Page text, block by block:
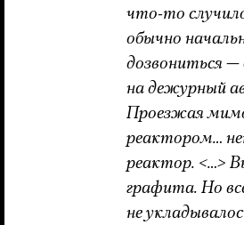
что-то
обычно
дозвониться —
на дежурный
Проезжая мимо
реактором…
реактор. <…>
графита. Но
не